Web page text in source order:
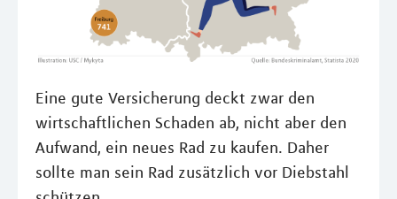
Eine gute Versicherung deckt zwar den
wirtschaftlichen Schaden ab, nicht aber den
Aufwand, ein neues Rad zu kaufen. Daher
sollte man sein Rad zusätzlich vor Diebstahl